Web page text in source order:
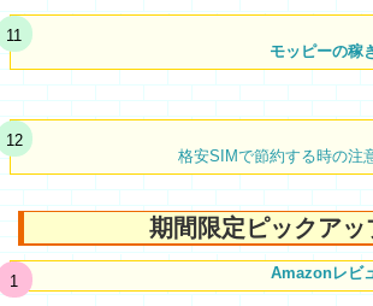
モッピーの稼
格安SIMで節約する時の注
期間限定ピックアッ
Amazonレビ